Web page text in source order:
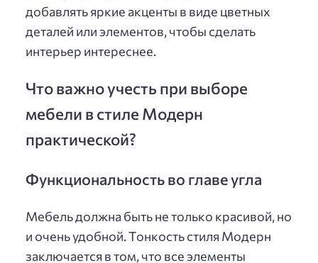
добавлять яркие акценты в виде цветных
деталей или элементов, чтобы сделать
интерьер интереснее.
Что важно учесть при выборе
мебели в стиле Модерн
практической?
Функциональность во главе угла
Мебель должна быть не только красивой, но
и очень удобной. Тонкость стиля Модерн
заключается в том, что все элементы